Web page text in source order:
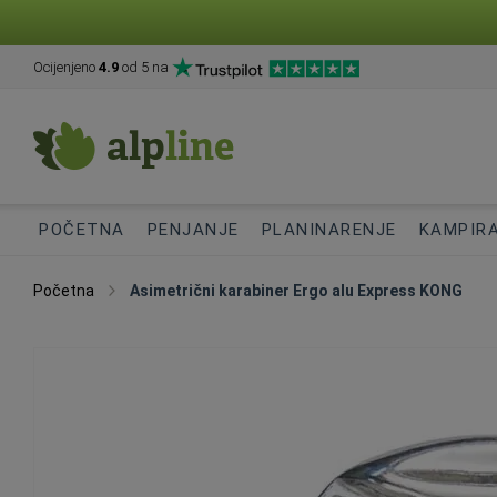
Ocijenjeno 4.9 od 5 na
POČETNA PENJANJE PLANINARENJE
Početna Asimetrični karabiner Ergo alu Express KONG